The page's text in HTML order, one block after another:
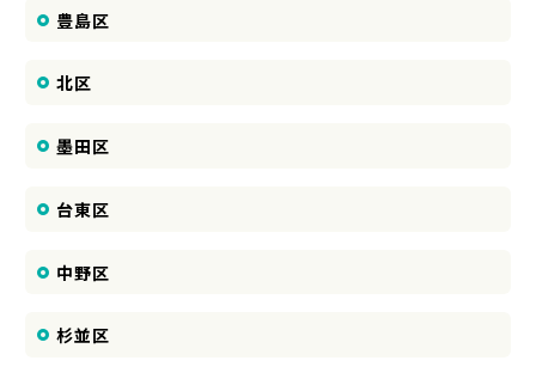
豊島区
北区
墨田区
台東区
中野区
杉並区